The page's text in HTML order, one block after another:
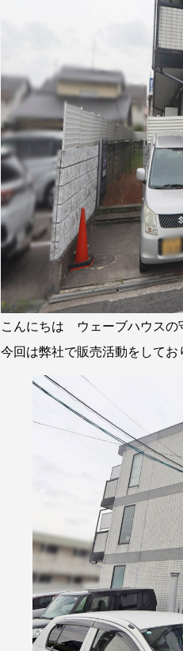
こんにちは ウェーブハウスの
今回は弊社で販売活動をしてお